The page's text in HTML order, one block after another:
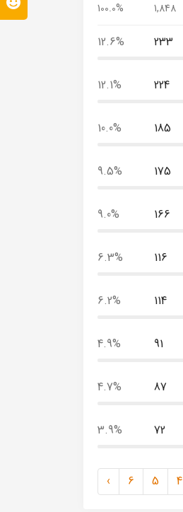
1,848
100.0%
233
12.6%
224
12.1%
185
10.0%
175
9.5%
166
9.0%
116
6.3%
114
6.2%
91
4.9%
87
4.7%
72
3.9%
4
5
6
›